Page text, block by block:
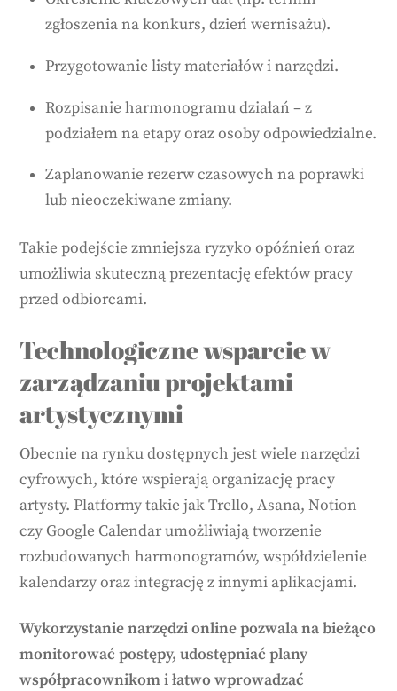
zgłoszenia na konkurs, dzień wernisażu).
Przygotowanie listy materiałów i narzędzi.
Rozpisanie harmonogramu działań – z
podziałem na etapy oraz osoby odpowiedzialne.
Zaplanowanie rezerw czasowych na poprawki
lub nieoczekiwane zmiany.
Takie podejście zmniejsza ryzyko opóźnień oraz
umożliwia skuteczną prezentację efektów pracy
przed odbiorcami.
Technologiczne wsparcie w
zarządzaniu projektami
artystycznymi
Obecnie na rynku dostępnych jest wiele narzędzi
cyfrowych, które wspierają organizację pracy
artysty. Platformy takie jak Trello, Asana, Notion
czy Google Calendar umożliwiają tworzenie
rozbudowanych harmonogramów, współdzielenie
kalendarzy oraz integrację z innymi aplikacjami.
Wykorzystanie narzędzi online pozwala na bieżąco
monitorować postępy, udostępniać plany
współpracownikom i łatwo wprowadzać